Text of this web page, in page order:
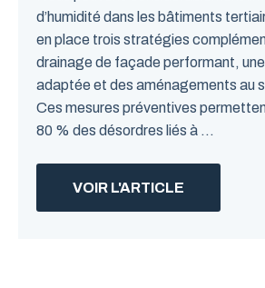
d’humidité dans les bâtiments
en place trois stratégies
drainage de façade performant,
adaptée et des aménagements au
Ces mesures préventives
80 % des désordres liés à ...
VOIR L'ARTICLE